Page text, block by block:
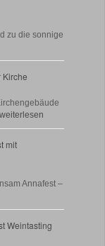
zu die sonnige
Kirche
weiterlesen
mit
Annafest –
Weintasting